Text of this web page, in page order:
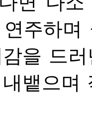
주하
을 드
뱉으